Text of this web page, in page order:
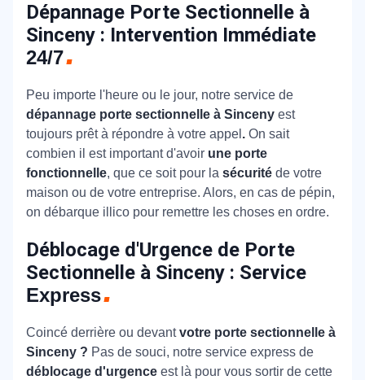
Dépannage Porte Sectionnelle à
Sinceny : Intervention Immédiate
24/7
Peu importe l'heure ou le jour, notre service de
dépannage porte sectionnelle à Sinceny est
toujours prêt à répondre à votre appel . On sait
combien il est important d'avoir une porte
fonctionnelle, que ce soit pour la sécurité de votre
maison ou de votre entreprise. Alors, en cas de pépin,
on débarque illico pour remettre les choses en ordre.
Déblocage d'Urgence de Porte
Sectionnelle à Sinceny : Service
Express
Coincé derrière ou devantvotre porte sectionnelle à
Sinceny ? Pas de souci, notre service express de
déblocage d'urgence est là pour vous sortir de cette